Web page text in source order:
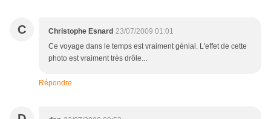
C Christophe Esnard 23/07/2009 01:01
Ce voyage dans le temps est vraiment génial. L'effet de cette
photo est vraiment très drôle...
Répondre